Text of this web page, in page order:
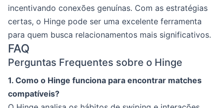
incentivando conexões genuínas. Com as estratégias
certas, o Hinge pode ser uma excelente ferramenta
para quem busca relacionamentos mais significativos.
FAQ
Perguntas Frequentes sobre o Hinge
1. Como o Hinge funciona para encontrar matches
compatíveis?